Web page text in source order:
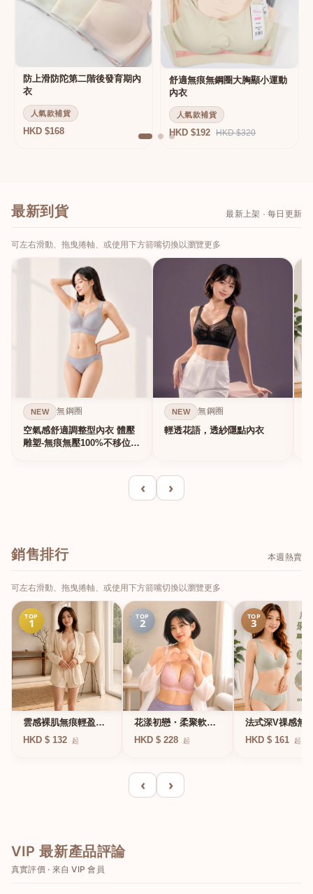
防上滑防陀第二階後發育期內
衣
人氣款補貨
HKD $168
舒適無痕無鋼圈大胸顯小運動
內衣
人氣款補貨
HKD $192 HKD $320
最新到貨 最新上架 · 每日更新
可左右滑動、拖曳捲軸、或使用下方箭嘴切換以瀏覽更多
NEW 無鋼圈
空氣感舒適調整型內衣 體壓
雕塑-無痕無壓100%不移位的
NEW 無鋼圈
輕透花語，透紗隱點內衣
‹ ›
銷售排行 本週熱賣
可左右滑動、拖曳捲軸、或使用下方箭嘴切換以瀏覽更多
TOP
1
雲感裸肌無痕輕盈無
鋼圈內衣
HKD $ 132 起
TOP
2
花漾初戀・柔聚軟鋼
圈蕾絲內衣
HKD $ 228 起
TOP
3
法式深V祼感無
凍軟支撐條無鋼
HKD $ 161 起
‹ ›
VIP 最新產品評論
真實評價 · 來自 VIP 會員